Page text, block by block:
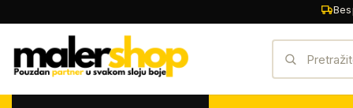
to
content